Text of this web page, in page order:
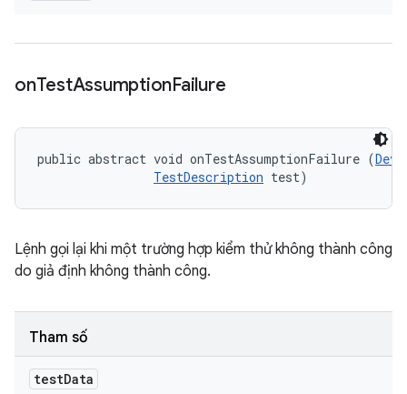
onTestAssumptionFailure
public abstract void onTestAssumptionFailure (
TestDescription test)
Lệnh gọi lại khi một trường hợp kiểm thử không thành công
do giả định không thành công.
Tham số
testData